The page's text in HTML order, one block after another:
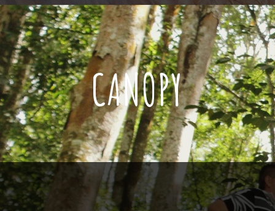
CANOPY